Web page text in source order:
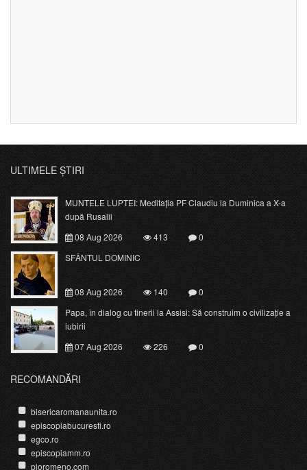
ULTIMELE ȘTIRI
MUNTELE LUPTEI: Meditația PF Claudiu la Duminica a X-a
după Rusalii
08 Aug 2026
413
0
SFÂNTUL DOMINIC
08 Aug 2026 140
0
Papa, în dialog cu tinerii la Assisi: Să construim o civilizație a
iubirii
07 Aug 2026
226 0
RECOMANDĂRI
bisericaromanaunita.ro
episcopiabucuresti.ro
egco.ro
episcopiamm.ro
pioromeno.com